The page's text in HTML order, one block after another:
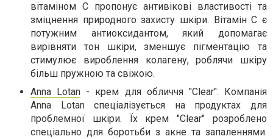
вітаміном С пропонує антивікові властивості та
зміцнення природного захисту шкіри. Вітамін С є
потужним антиоксидантом, який допомагає
вирівняти тон шкіри, зменшує пігментацію та
стимулює вироблення колагену, роблячи шкіру
більш пружною та свіжою.
Anna Lotan - крем для обличчя "Clear": Компанія
Anna Lotan спеціалізується на продуктах для
проблемної шкіри. Їх крем "Clear" розроблено
спеціально для боротьби з акне та запаленнями.